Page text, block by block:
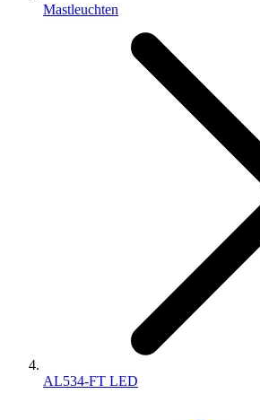
Mastleuchten
AL534-FT LED